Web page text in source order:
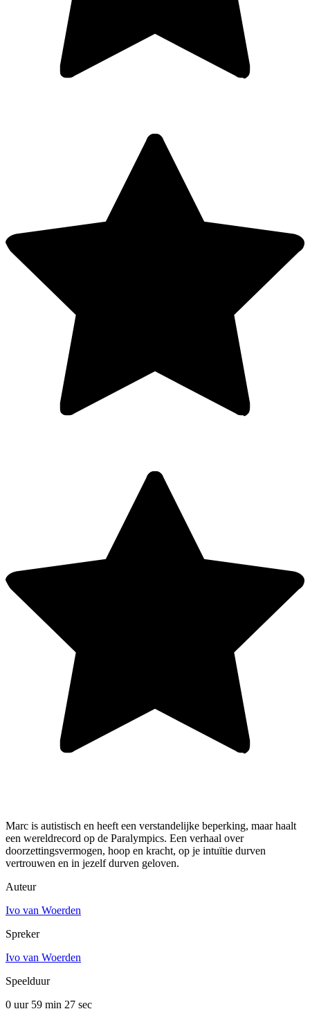
Marc is autistisch en heeft een verstandelijke beperking, maar haalt
een wereldrecord op de Paralympics. Een verhaal over
doorzettingsvermogen, hoop en kracht, op je intuïtie durven
vertrouwen en in jezelf durven geloven.
Auteur
Ivo van Woerden
Spreker
Ivo van Woerden
Speelduur
0 uur 59 min 27 sec